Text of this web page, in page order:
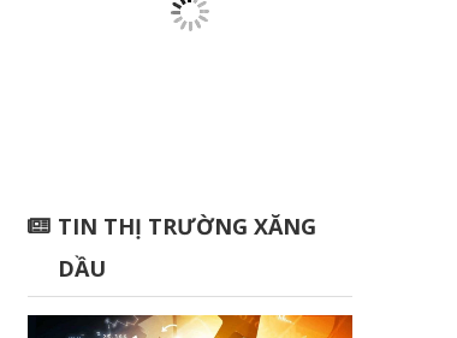
TIN THỊ TRƯỜNG XĂNG
DẦU